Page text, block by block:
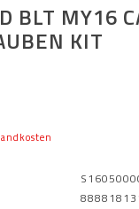
BLT MY16
KIT